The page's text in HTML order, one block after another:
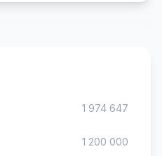
1 974 647
1 200 000